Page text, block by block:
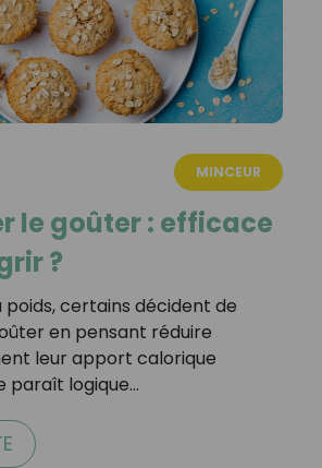
MINCEUR
le goûter : efficace
?
poids, certains décident de
en pensant réduire
leur apport calorique
paraît logique…